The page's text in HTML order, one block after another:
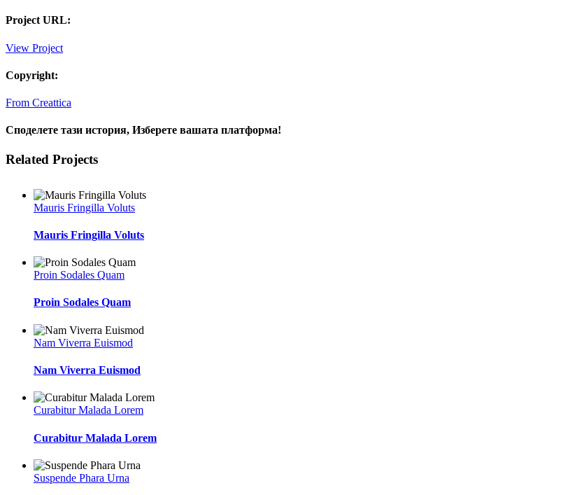
Project URL:
View Project
Copyright:
From Creattica
Споделете тази история, Изберете вашата платформа!
facebook
twitter
linkedin
tumblr
pinterest
Email
Related Projects
Mauris Fringilla Voluts
Mauris Fringilla Voluts
Proin Sodales Quam
Proin Sodales Quam
Nam Viverra Euismod
Nam Viverra Euismod
Curabitur Malada Lorem
Curabitur Malada Lorem
Suspende Phara Urna